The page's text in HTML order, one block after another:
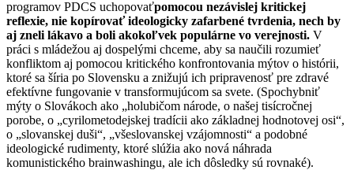
programov PDCS uchopovaťpomocou nezávislej kritickej
reflexie, nie kopírovať ideologicky zafarbené tvrdenia, nech by
aj zneli lákavo a boli akokoľvek populárne vo verejnosti. V
práci s mládežou aj dospelými chceme, aby sa naučili rozumieť
konfliktom aj pomocou kritického konfrontovania mýtov o histórii,
ktoré sa šíria po Slovensku a znižujú ich pripravenosť pre zdravé
efektívne fungovanie v transformujúcom sa svete. (Spochybniť
mýty o Slovákoch ako „holubičom národe, o našej tisícročnej
porobe, o „cyrilometodejskej tradícii ako základnej hodnotovej osi“,
o „slovanskej duši“, „všeslovanskej vzájomnosti“ a podobné
ideologické rudimenty, ktoré slúžia ako nová náhrada
komunistického brainwashingu, ale ich dôsledky sú rovnaké).